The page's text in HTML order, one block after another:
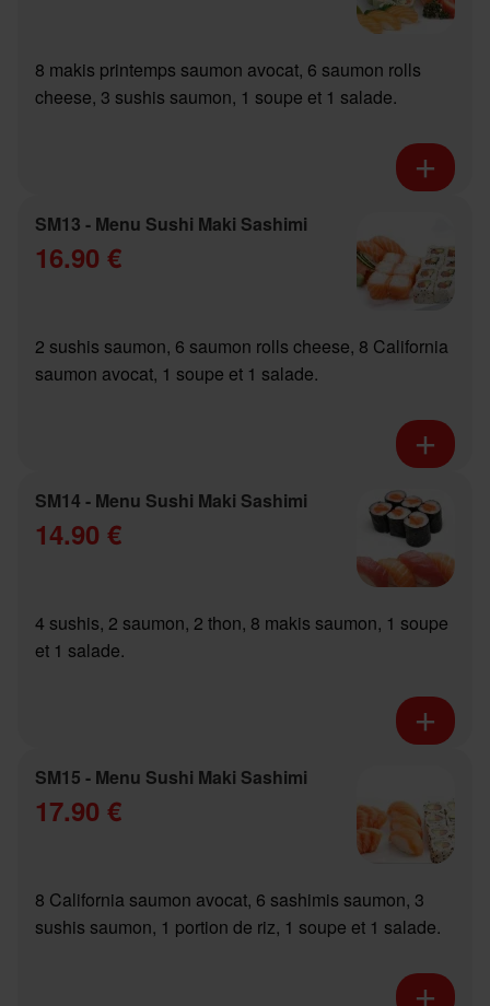
8 makis printemps saumon avocat, 6 saumon rolls
cheese, 3 sushis saumon, 1 soupe et 1 salade.
SM13 - Menu Sushi Maki Sashimi
16.90 €
2 sushis saumon, 6 saumon rolls cheese, 8 California
saumon avocat, 1 soupe et 1 salade.
SM14 - Menu Sushi Maki Sashimi
14.90 €
4 sushis, 2 saumon, 2 thon, 8 makis saumon, 1 soupe
et 1 salade.
SM15 - Menu Sushi Maki Sashimi
17.90 €
8 California saumon avocat, 6 sashimis saumon, 3
sushis saumon, 1 portion de riz, 1 soupe et 1 salade.